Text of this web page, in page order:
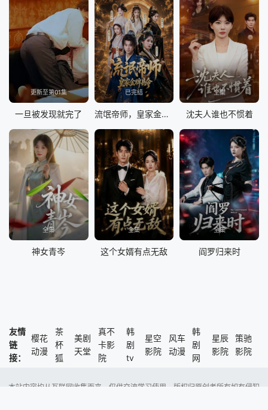
更新至第01集
一旦被发现就完了
已完结
流氓帝师，皇家金牌县令
全集
沈夫人谁也不惯着
全集
神女青岑
全集
这个女婿有点无敌
全集
阎罗归来时
友情
链
接：
樱花
动漫
茶
杯
狐
美剧
天堂
真不
卡影
院
韩
剧
tv
星空
影院
风车
动漫
韩
剧
网
星辰
影院
策驰
影院
本站内容均从互联网收集而来，仅供交流学习使用，版权归原创者所有如有侵犯